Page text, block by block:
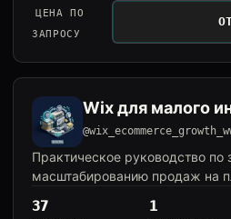
ЦЕНА ПО
ЗАПРОСУ
Wix для малого
Практическое руководство по
масштабированию продаж на
37 1